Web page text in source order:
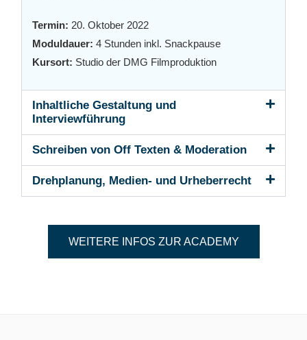
Termin: 20. Oktober 2022
Moduldauer: 4 Stunden inkl. Snackpause
Kursort: Studio der DMG Filmproduktion
Inhaltliche Gestaltung und
Interviewführung
Schreiben von Off Texten & Moderation
Drehplanung, Medien- und Urheberrecht
WEITERE INFOS ZUR ACADEMY